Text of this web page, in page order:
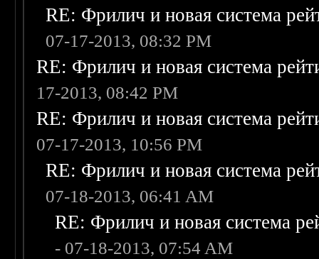
RE: Фрилич и новая система
07-17-2013, 08:32 PM
RE: Фрилич и новая система
17-2013, 08:42 PM
RE: Фрилич и новая система
07-17-2013, 10:56 PM
RE: Фрилич и новая система
07-18-2013, 06:41 AM
RE: Фрилич и новая система
- 07-18-2013, 07:54 AM